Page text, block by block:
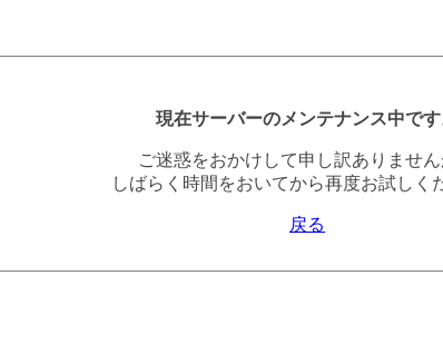
現在サーバーのメンテナンス中です
ご迷惑をおかけして申し訳ありません
しばらく時間をおいてから再度お試しく
戻る